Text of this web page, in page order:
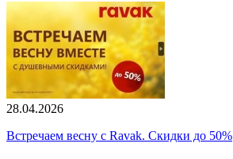
28.04.2026
Встречаем весну с Ravak. Скидки до 50%